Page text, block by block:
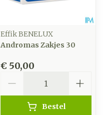
Effik BENELUX
Andromas Zakjes 30
€ 50,00
Bestel